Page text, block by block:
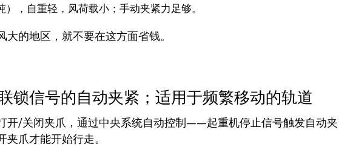
，自重轻，风荷载小；手动夹紧力足够。
的地区，就不要在这方面省钱。
锁信号的自动夹紧；适用于频繁移动的轨道
开/关闭夹爪，通过中央系统自动控制——起重机停止信号触发自动夹
爪才能开始行走。